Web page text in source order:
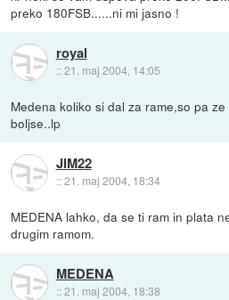
preko 180FSB......ni mi jasno !
royal
::21. maj 2004, 14:05
Medena koliko si dal za rame,so pa
boljse..lp
JIM22
::21. maj 2004, 18:34
MEDENA lahko, da se ti ram in plata
drugim ramom.
MEDENA
::21. maj 2004, 18:38